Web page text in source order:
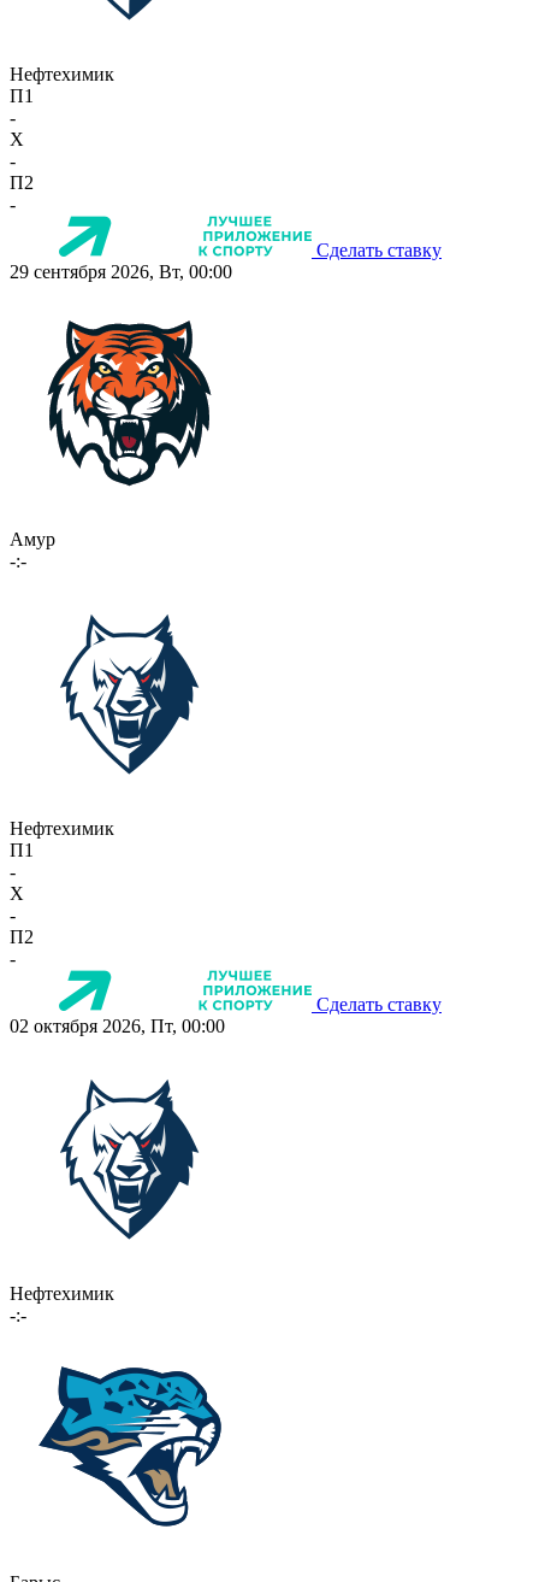
Нефтехимик
П1
-
X
-
П2
-
Сделать ставку
29 сентября 2026, Вт, 00:00
Амур
-:-
Нефтехимик
П1
-
X
-
П2
-
Сделать ставку
02 октября 2026, Пт, 00:00
Нефтехимик
-:-